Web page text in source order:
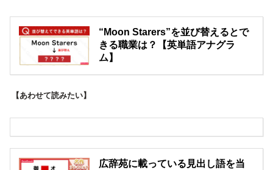
“Moon Starers”を並び替えるとで
きる職業は？【英単語アナグラ
ム】
【あわせて読みたい】
広辞苑に載っている見出し語を当